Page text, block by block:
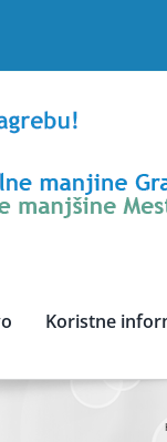
Koristne